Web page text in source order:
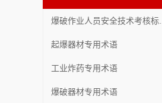
爆破作业人员安全技术考核标...
起爆器材专用术语
工业炸药专用术语
爆破器材专用术语